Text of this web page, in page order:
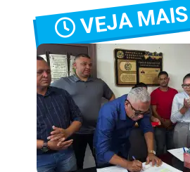
VEJA MAIS